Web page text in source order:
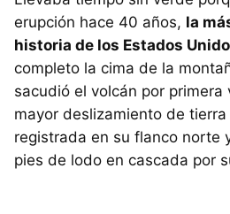
erupción hace 40 años, la
historia de los Estados
completo la cima de la
sacudió el volcán por primera
mayor deslizamiento de
registrada en su flanco norte
pies de lodo en cascada por